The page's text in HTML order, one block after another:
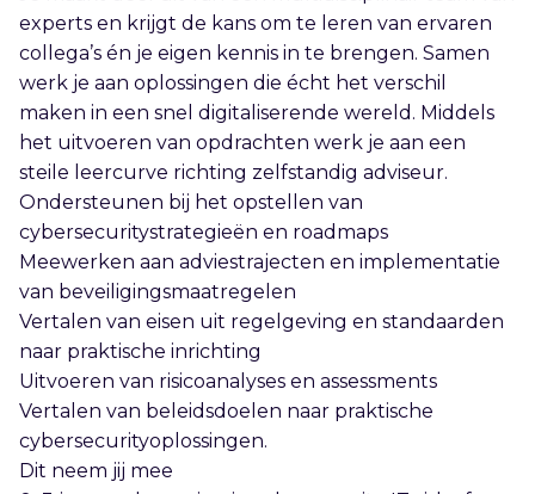
experts en krijgt de kans om te leren van ervaren
collega’s én je eigen kennis in te brengen. Samen
werk je aan oplossingen die écht het verschil
maken in een snel digitaliserende wereld. Middels
het uitvoeren van opdrachten werk je aan een
steile leercurve richting zelfstandig adviseur.
Ondersteunen bij het opstellen van
cybersecuritystrategieën en roadmaps
Meewerken aan adviestrajecten en implementatie
van beveiligingsmaatregelen
Vertalen van eisen uit regelgeving en standaarden
naar praktische inrichting
Uitvoeren van risicoanalyses en assessments
Vertalen van beleidsdoelen naar praktische
cybersecurityoplossingen.
Dit neem jij mee